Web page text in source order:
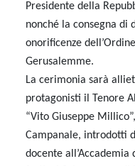
Presidente della
nonché la consegna di
onorificenze
Gerusalemme.
La cerimonia sarà
protagonisti il Tenore
“Vito Giuseppe
Campanale, introdotti
docente